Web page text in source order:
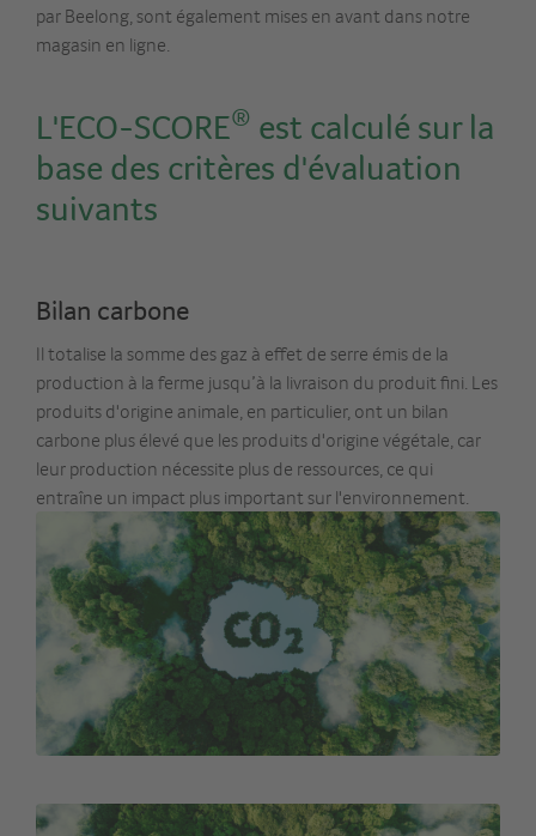
par Beelong, sont également mises en avant dans notre
magasin en ligne.
L'ECO-SCORE® est calculé sur la
base des critères d'évaluation
suivants
Bilan carbone
Il totalise la somme des gaz à effet de serre émis de la
production à la ferme jusqu’à la livraison du produit fini. Les
produits d'origine animale, en particulier, ont un bilan
carbone plus élevé que les produits d'origine végétale, car
leur production nécessite plus de ressources, ce qui
entraîne un impact plus important sur l'environnement.